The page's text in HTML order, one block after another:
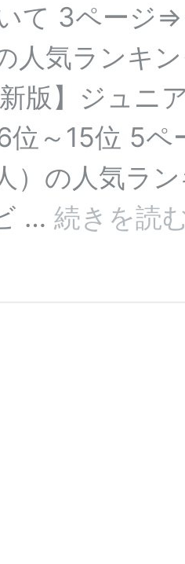
て 3ページ
人気ランキ
版】ジュニ
位～15位 5
）の人気ラ
… 続きを読